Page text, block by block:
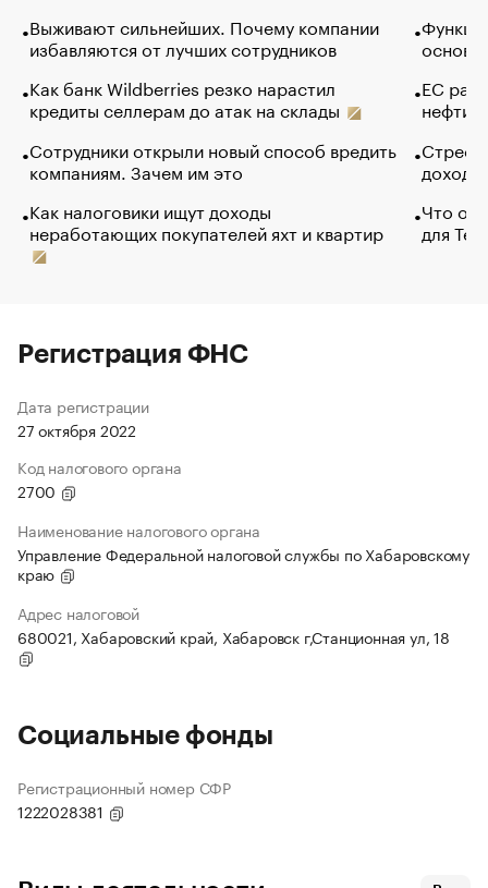
Выживают сильнейших. Почему компании
избавляются от лучших сотрудников
Как банк Wildberries резко нарастил
кредиты селлерам до атак на склады
Сотрудники открыли новый способ вредить
компаниям. Зачем им это
Как налоговики ищут доходы
неработающих покупателей яхт и квартир
основ
ЕС
нефти
Что
для
Регистрация ФНС
Дата регистрации
27 октября 2022
Код налогового органа
2700
Наименование налогового органа
Управление Федеральной налоговой службы по Хабаровскому
краю
Адрес налоговой
680021, Хабаровский край, Хабаровск г,Станционная ул, 18
Социальные фонды
Регистрационный номер СФР
1222028381